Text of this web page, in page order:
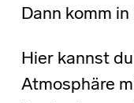
Dann komm
Hier kannst
Atmosphäre